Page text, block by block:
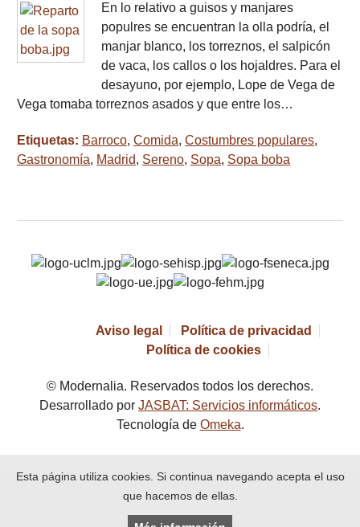
En lo relativo a guisos y manjares
populres se encuentran la olla podría, el
manjar blanco, los torreznos, el salpicón
de vaca, los callos o los hojaldres. Para el
desayuno, por ejemplo, Lope de Vega de
Vega tomaba torreznos asados y que entre los…
Etiquetas: Barroco, Comida, Costumbres populares,
Gastronomía, Madrid, Sereno, Sopa, Sopa boba
Aviso legal
Política de privacidad
Política de cookies
© Modernalia. Reservados todos los derechos.
Desarrollado por JASBAT: Servicios informáticos.
Tecnología de Omeka.
Esta página utiliza cookies. Si continua navegando acepta el uso
que hacemos de ellas.